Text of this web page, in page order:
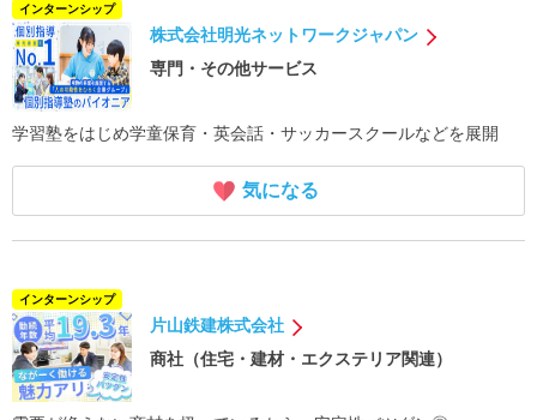
インターンシップ
株式会社明光ネットワークジャパン
専門・その他サービス
学習塾をはじめ学童保育・英会話・サッカースクールなどを展開
気になる
インターンシップ
片山鉄建株式会社
商社（住宅・建材・エクステリア関連）